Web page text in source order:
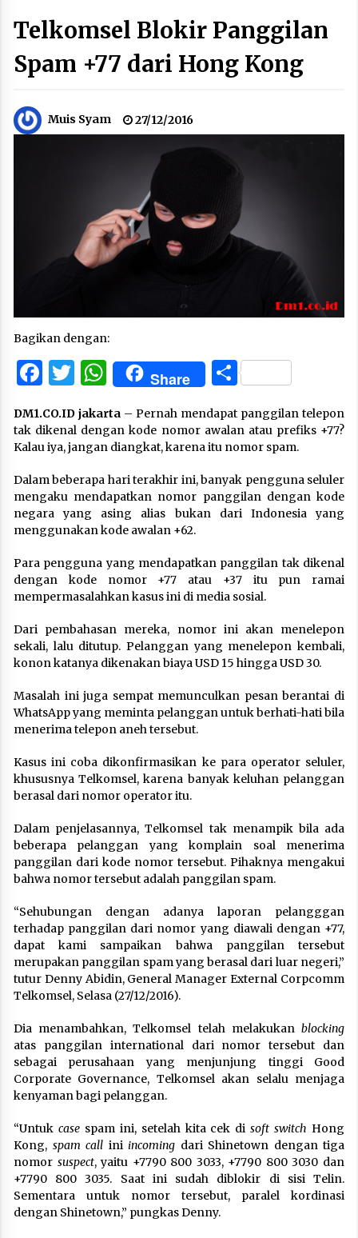
Telkomsel Blokir Panggilan
Spam +77 dari Hong Kong
Muis Syam 27/12/2016
Bagikan dengan:
Facebook
Twitter
WhatsApp
Share Share
DM1.CO.ID jakarta – Pernah mendapat panggilan telepon
tak dikenal dengan kode nomor awalan atau prefiks +77?
Kalau iya, jangan diangkat, karena itu nomor spam.
Dalam beberapa hari terakhir ini, banyak pengguna seluler
mengaku mendapatkan nomor panggilan dengan kode
negara yang asing alias bukan dari Indonesia yang
menggunakan kode awalan +62.
Para pengguna yang mendapatkan panggilan tak dikenal
dengan kode nomor +77 atau +37 itu pun ramai
mempermasalahkan kasus ini di media sosial.
Dari pembahasan mereka, nomor ini akan menelepon
sekali, lalu ditutup. Pelanggan yang menelepon kembali,
konon katanya dikenakan biaya USD 15 hingga USD 30.
Masalah ini juga sempat memunculkan pesan berantai di
WhatsApp yang meminta pelanggan untuk berhati-hati bila
menerima telepon aneh tersebut.
Kasus ini coba dikonfirmasikan ke para operator seluler,
khususnya Telkomsel, karena banyak keluhan pelanggan
berasal dari nomor operator itu.
Dalam penjelasannya, Telkomsel tak menampik bila ada
beberapa pelanggan yang komplain soal menerima
panggilan dari kode nomor tersebut. Pihaknya mengakui
bahwa nomor tersebut adalah panggilan spam.
“Sehubungan dengan adanya laporan pelangggan
terhadap panggilan dari nomor yang diawali dengan +77,
dapat kami sampaikan bahwa panggilan tersebut
merupakan panggilan spam yang berasal dari luar negeri,”
tutur Denny Abidin, General Manager External Corpcomm
Telkomsel, Selasa (27/12/2016).
Dia menambahkan, Telkomsel telah melakukan blocking
atas panggilan international dari nomor tersebut dan
sebagai perusahaan yang menjunjung tinggi Good
Corporate Governance, Telkomsel akan selalu menjaga
kenyaman bagi pelanggan.
“Untuk casespam ini, setelah kita cek disoft switch Hong
Kong, spam call ini incoming dari Shinetown dengan tiga
nomor suspect, yaitu +7790 800 3033, +7790 800 3030 dan
+7790 800 3035. Saat ini sudah diblokir di sisi Telin.
Sementara untuk nomor tersebut, paralel kordinasi
dengan Shinetown,” pungkas Denny.